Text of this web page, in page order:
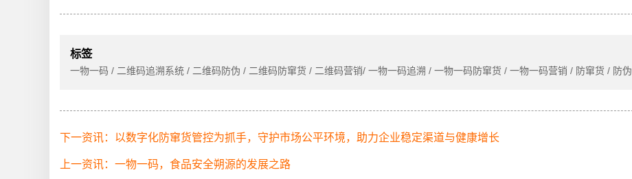
标签
一物一码 / 二维码追溯系统 / 二维码防伪 / 二维码防窜货 / 二维码营销/ 一物一码追溯 / 一物一码防窜货 / 一物一码营销 / 防窜货 / 防伪
下一资讯：以数字化防窜货管控为抓手，守护市场公平环境，助力企业稳定渠道与健康增长
上一资讯：一物一码，食品安全朔源的发展之路